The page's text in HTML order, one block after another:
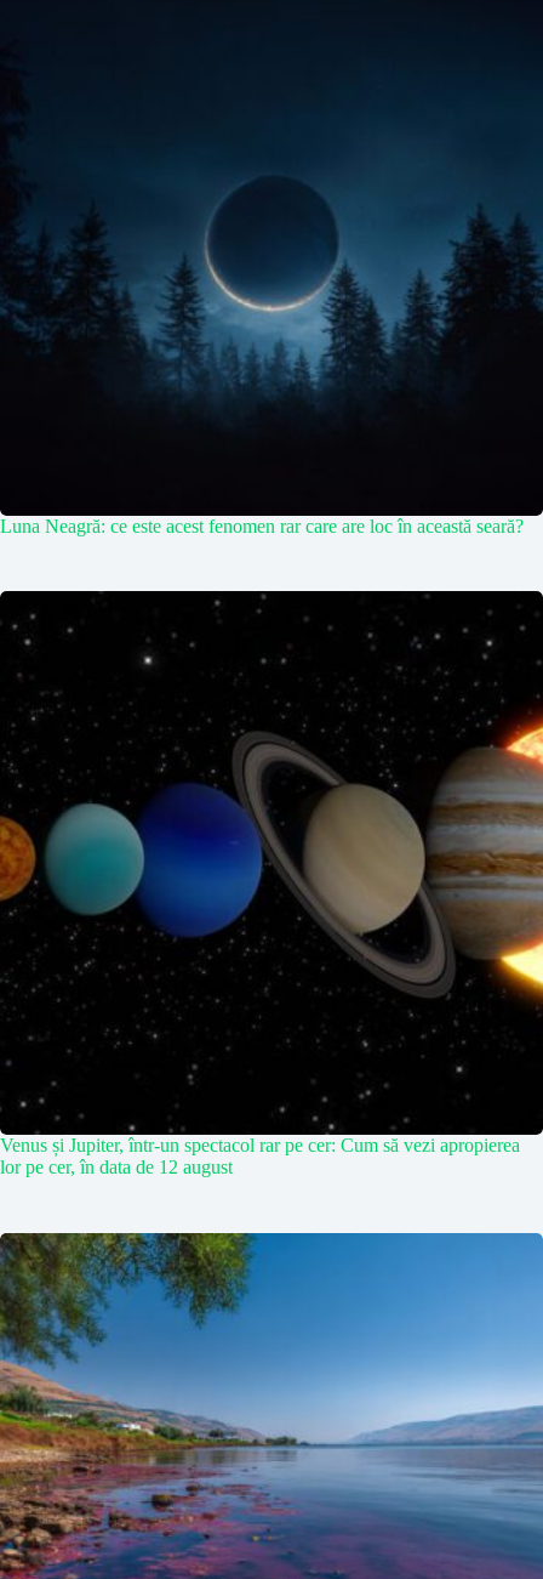
Luna Neagră: ce este acest fenomen rar care are loc în această seară?
Venus și Jupiter, într-un spectacol rar pe cer: Cum să vezi apropierea
lor pe cer, în data de 12 august